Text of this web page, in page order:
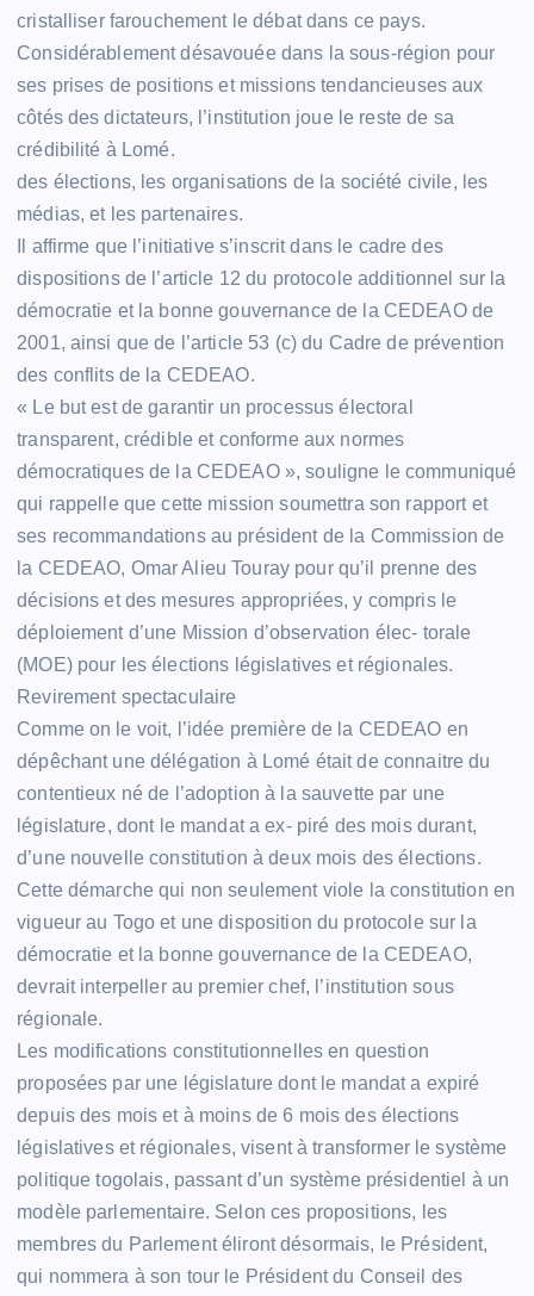
cristalliser farouchement le débat dans ce pays.
Considérablement désavouée dans la sous-région pour
ses prises de positions et missions tendancieuses aux
côtés des dictateurs, l’institution joue le reste de sa
crédibilité à Lomé.
des élections, les organisations de la société civile, les
médias, et les partenaires.
Il affirme que l’initiative s’inscrit dans le cadre des
dispositions de l’article 12 du protocole additionnel sur la
démocratie et la bonne gouvernance de la CEDEAO de
2001, ainsi que de l’article 53 (c) du Cadre de prévention
des conflits de la CEDEAO.
« Le but est de garantir un processus électoral
transparent, crédible et conforme aux normes
démocratiques de la CEDEAO », souligne le communiqué
qui rappelle que cette mission soumettra son rapport et
ses recommandations au président de la Commission de
la CEDEAO, Omar Alieu Touray pour qu’il prenne des
décisions et des mesures appropriées, y compris le
déploiement d’une Mission d’observation élec- torale
(MOE) pour les élections législatives et régionales.
Revirement spectaculaire
Comme on le voit, l’idée première de la CEDEAO en
dépêchant une délégation à Lomé était de connaitre du
contentieux né de l’adoption à la sauvette par une
législature, dont le mandat a ex- piré des mois durant,
d’une nouvelle constitution à deux mois des élections.
Cette démarche qui non seulement viole la constitution en
vigueur au Togo et une disposition du protocole sur la
démocratie et la bonne gouvernance de la CEDEAO,
devrait interpeller au premier chef, l’institution sous
régionale.
Les modifications constitutionnelles en question
proposées par une législature dont le mandat a expiré
depuis des mois et à moins de 6 mois des élections
législatives et régionales, visent à transformer le système
politique togolais, passant d’un système présidentiel à un
modèle parlementaire. Selon ces propositions, les
membres du Parlement éliront désormais, le Président,
qui nommera à son tour le Président du Conseil des